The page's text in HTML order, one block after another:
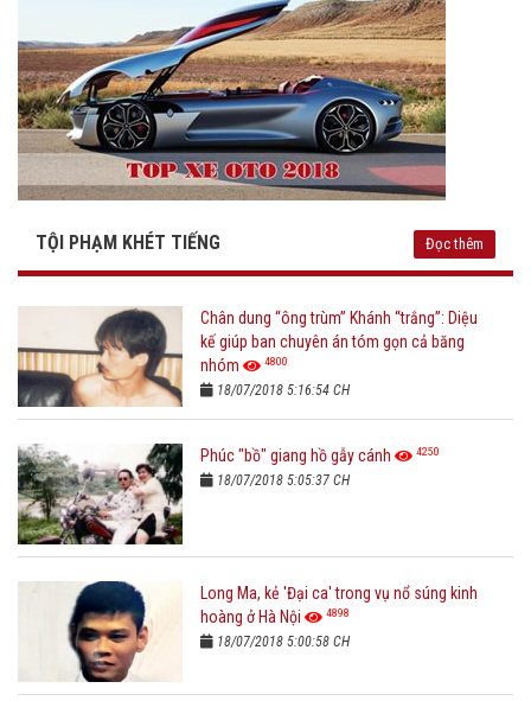
TỘI PHẠM KHÉT TIẾNG Đọc thêm
Chân dung “ông trùm” Khánh “trắng”: Diệu
kế giúp ban chuyên án tóm gọn cả băng
nhóm
4800
18/07/2018 5:16:54 CH
Phúc "bồ" giang hồ gẫy cánh 4250
18/07/2018 5:05:37 CH
Long Ma, kẻ 'Đại ca' trong vụ nổ súng kinh
hoàng ở Hà Nội
4898
18/07/2018 5:00:58 CH